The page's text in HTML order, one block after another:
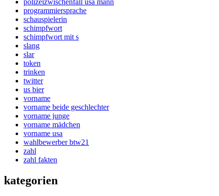
programmiersprache
schauspielerin
schimpfwort
schimpfwort mit s
slang
slar
token
trinken
twitter
us bier
vorname
vorname beide geschlechter
vorname junge
vorname mädchen
vorname usa
wahlbewerber btw21
zahl
zahl fakten
kategorien